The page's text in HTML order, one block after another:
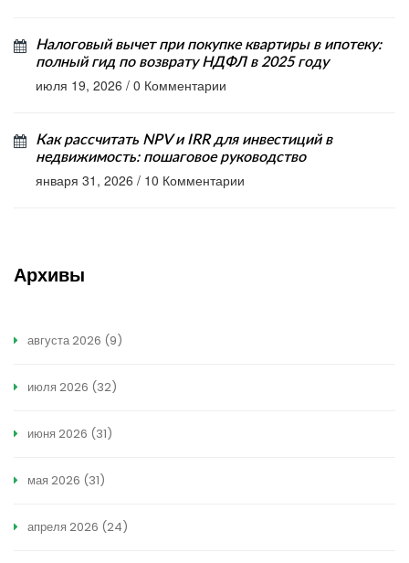
Налоговый вычет при покупке квартиры в ипотеку:
полный гид по возврату НДФЛ в 2025 году
июля 19, 2026 / 0 Комментарии
Как рассчитать NPV и IRR для инвестиций в
недвижимость: пошаговое руководство
января 31, 2026 / 10 Комментарии
Архивы
августа 2026 (9)
июля 2026 (32)
июня 2026 (31)
мая 2026 (31)
апреля 2026 (24)